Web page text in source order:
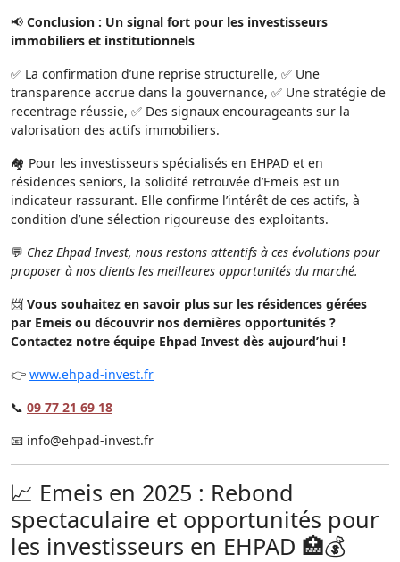
📢 Conclusion : Un signal fort pour les investisseurs
immobiliers et institutionnels
✅ La confirmation d’une reprise structurelle, ✅ Une
transparence accrue dans la gouvernance, ✅ Une stratégie de
recentrage réussie, ✅ Des signaux encourageants sur la
valorisation des actifs immobiliers.
🏘️ Pour les investisseurs spécialisés en EHPAD et en
résidences seniors, la solidité retrouvée d’Emeis est un
indicateur rassurant. Elle confirme l’intérêt de ces actifs, à
condition d’une sélection rigoureuse des exploitants.
💬 Chez Ehpad Invest, nous restons attentifs à ces évolutions pour
proposer à nos clients les meilleures opportunités du marché.
📨 Vous souhaitez en savoir plus sur les résidences gérées
par Emeis ou découvrir nos dernières opportunités ?
Contactez notre équipe Ehpad Invest dès aujourd’hui !
👉 www.ehpad-invest.fr
📞 09 77 21 69 18
📧 info@ehpad-invest.fr
📈 Emeis en 2025 : Rebond
spectaculaire et opportunités pour
les investisseurs en EHPAD 🏥💰